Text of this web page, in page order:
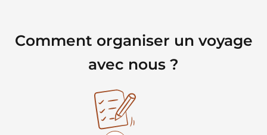
Comment organiser un voyage
avec nous ?